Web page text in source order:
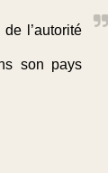
l’autorité
son pays